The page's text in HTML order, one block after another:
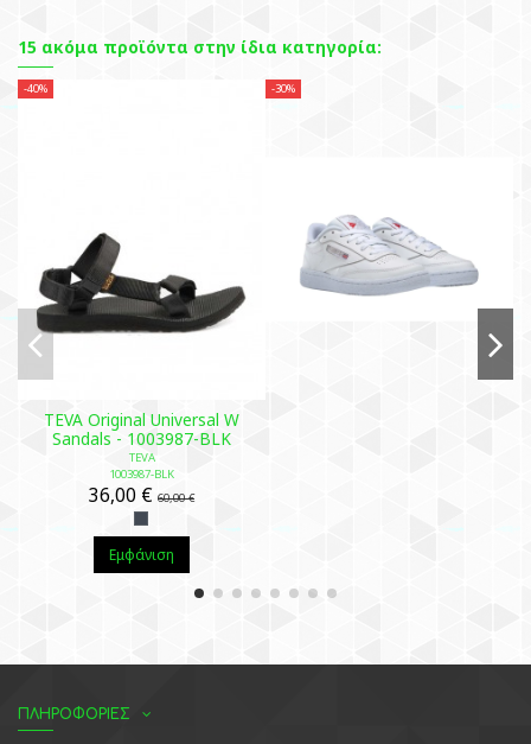
15 ακόμα προϊόντα στην ίδια κατηγορία:
-40%
TEVA Original Universal W
Sandals - 1003987-BLK
TEVA
1003987-BLK
36,00 € 60,00 €
Εμφάνιση
-30%
ΠΛΗΡΟΦΟΡΙΕΣ